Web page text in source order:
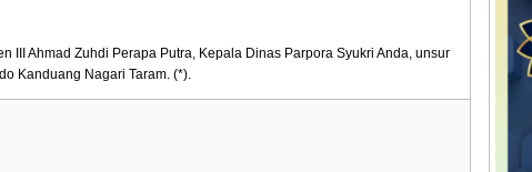
III Ahmad Zuhdi Perapa Putra, Kepala Dinas Parpora Syukri Anda, unsur
Kanduang Nagari Taram. (*).